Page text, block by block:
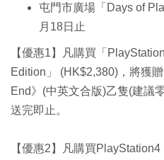
屯門市廣場「Days of
月18日止
【優惠1】凡購買「
Edition」 (HK$2,380)，將獲
End》(中英文合版)乙隻(建議
送完即止。
【優惠2】凡購買